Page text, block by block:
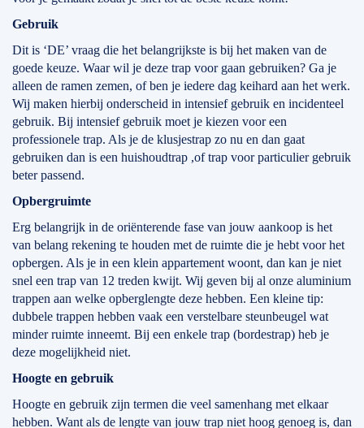
Gebruik
Dit is ‘DE’ vraag die het belangrijkste is bij het maken van de
goede keuze. Waar wil je deze trap voor gaan gebruiken? Ga je
alleen de ramen zemen, of ben je iedere dag keihard aan het werk.
Wij maken hierbij onderscheid in intensief gebruik en incidenteel
gebruik. Bij intensief gebruik moet je kiezen voor een
professionele trap. Als je de klusjestrap zo nu en dan gaat
gebruiken dan is een huishoudtrap ,of trap voor particulier gebruik
beter passend.
Opbergruimte
Erg belangrijk in de oriënterende fase van jouw aankoop is het
van belang rekening te houden met de ruimte die je hebt voor het
opbergen. Als je in een klein appartement woont, dan kan je niet
snel een trap van 12 treden kwijt. Wij geven bij al onze aluminium
trappen aan welke opberglengte deze hebben. Een kleine tip:
dubbele trappen hebben vaak een verstelbare steunbeugel wat
minder ruimte inneemt. Bij een enkele trap (bordestrap) heb je
deze mogelijkheid niet.
Hoogte en gebruik
Hoogte en gebruik zijn termen die veel samenhang met elkaar
hebben. Want als de lengte van jouw trap niet hoog genoeg is, dan